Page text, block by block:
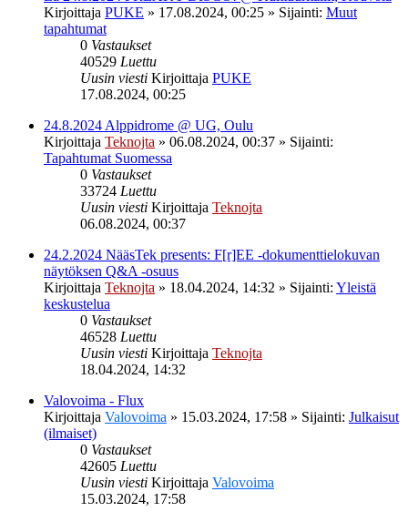
Kirjoittaja PUKE » 17.08.2024, 00:25 » Sijainti: Muut
tapahtumat
0 Vastaukset
40529 Luettu
Uusin viesti Kirjoittaja PUKE
17.08.2024, 00:25
24.8.2024 Alppidrome @ UG, Oulu
Kirjoittaja Teknojta » 06.08.2024, 00:37 » Sijainti:
Tapahtumat Suomessa
0 Vastaukset
33724 Luettu
Uusin viesti Kirjoittaja Teknojta
06.08.2024, 00:37
24.2.2024 NääsTek presents: F[r]EE -dokumenttielokuvan
näytöksen Q&A -osuus
Kirjoittaja Teknojta » 18.04.2024, 14:32 » Sijainti: Yleistä
keskustelua
0 Vastaukset
46528 Luettu
Uusin viesti Kirjoittaja Teknojta
18.04.2024, 14:32
Valovoima - Flux
Kirjoittaja Valovoima » 15.03.2024, 17:58 » Sijainti: Julkaisut
(ilmaiset)
0 Vastaukset
42605 Luettu
Uusin viesti Kirjoittaja Valovoima
15.03.2024, 17:58